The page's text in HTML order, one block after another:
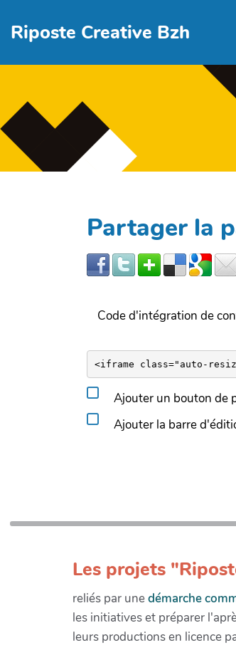
Riposte Creative Bzh
Partager la
Code d'intégration de
Ajouter un bouton de
Ajouter la barre